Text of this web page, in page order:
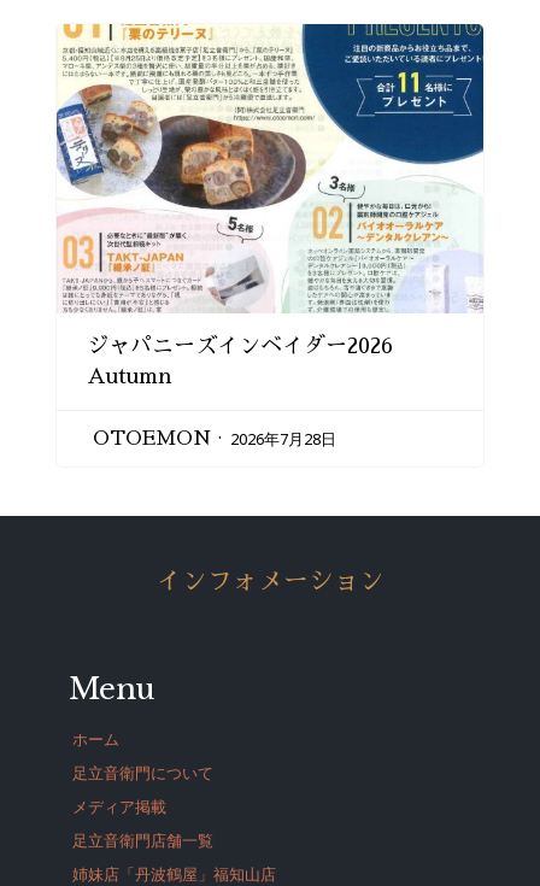
ジャパニーズインベイダー2026
Autumn
OTOEMON 2026年7月28日
インフォメーション
Menu
ホーム
足立音衛門について
メディア掲載
足立音衛門店舗一覧
姉妹店「丹波鶴屋」福知山店